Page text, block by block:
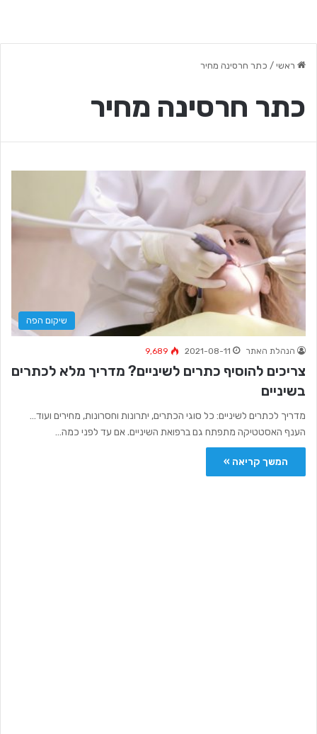
ראשי / כתר חרסינה מחיר
כתר חרסינה מחיר
שיקום הפה
הנהלת האתר 2021-08-11
9,689
צריכים להוסיף כתרים לשיניים? מדריך מלא לכתרים
בשיניים
מדריך לכתרים לשיניים: כל סוגי הכתרים, יתרונות וחסרונות, מחירים ועוד…
הענף האסטטיקה מתפתח גם ברפואת השיניים. אם עד לפני כמה…
המשך קריאה »